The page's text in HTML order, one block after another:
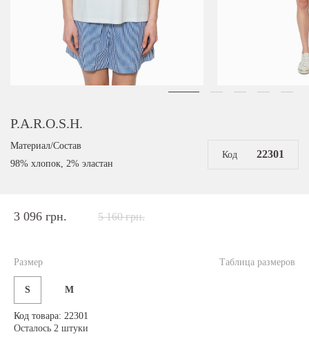
P.A.R.O.S.H.
Материал/Состав
98% хлопок, 2% эластан
Код 22301
3 096 грн. 5 160 грн.
Таблица размеров
Размер
S M
Код товара: 22301
Осталось 2 штуки